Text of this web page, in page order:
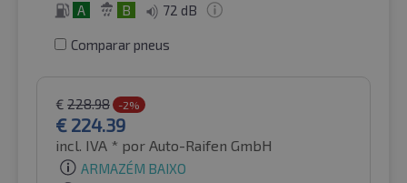
A B 72 dB
Comparar pneus
€ 228.98 -2%
€ 224.39
incl. IVA * por Auto-Raifen GmbH
ARMAZÉM BAIXO